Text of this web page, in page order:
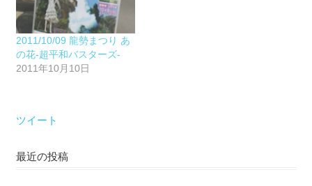
2011/10/09 龍勢まつり あ
の花-超平和バスターズ-
2011年10月10日
ツイート
最近の投稿